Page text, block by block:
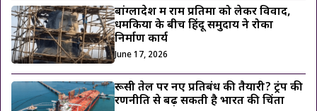
बांग्लादेश में राम प्रतिमा को लेकर विवाद,
धमकियों के बीच हिंदू समुदाय ने रोका
निर्माण कार्य
June 17, 2026
रूसी तेल पर नए प्रतिबंध की तैयारी? ट्रंप की
रणनीति से बढ़ सकती है भारत की चिंता